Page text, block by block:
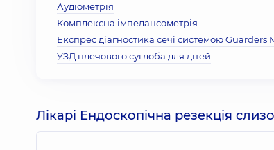
Аудіометрія
Комплексна імпедансометрія
Експрес діагностика сечі системою
УЗД плечового суглоба для дітей
Лікарі Ендоскопічна резекція